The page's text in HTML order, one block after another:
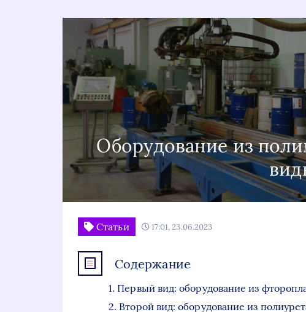
Оборудование из
Статьи 17:01, 23.06.2023
Содержание
Первый вид: оборудование из
Второй вид: оборудование из